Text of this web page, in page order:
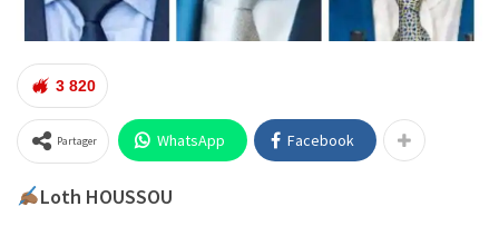
3 820
Partager WhatsApp Facebook
Loth HOUSSOU